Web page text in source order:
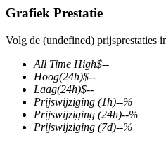
COIN-M-futures
Cryptocurrency-futures
TradFi
Grafiek Prestatie
Volg de (undefined) prijsprestaties
All Time High$--
Hoog(24h)$--
Laag(24h)$--
Prijswijziging (1h)--%
Prijswijziging (24h)--%
Prijswijziging (7d)--%